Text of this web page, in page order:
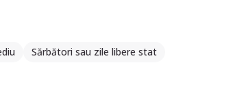
Sărbători sau zile libere stat